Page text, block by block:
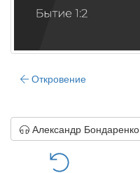
Откровение
Александр Бондаренко